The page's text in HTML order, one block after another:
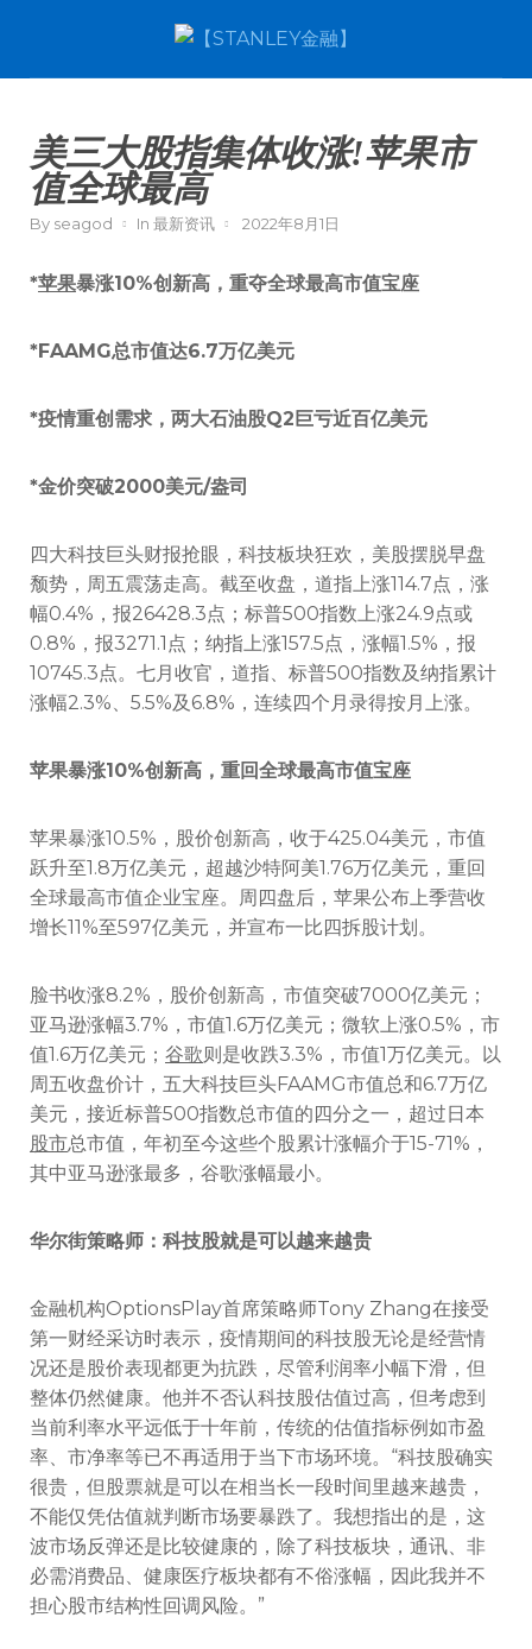
美三大股指集体收涨!苹果市
值全球最高
By seagod In 最新资讯 2022年8月1日
*苹果暴涨10%创新高，重夺全球最高市值宝座
*FAAMG总市值达6.7万亿美元
*疫情重创需求，两大石油股Q2巨亏近百亿美元
*金价突破2000美元/盎司
四大科技巨头财报抢眼，科技板块狂欢，美股摆脱早盘
颓势，周五震荡走高。截至收盘，道指上涨114.7点，涨
幅0.4%，报26428.3点；标普500指数上涨24.9点或
0.8%，报3271.1点；纳指上涨157.5点，涨幅1.5%，报
10745.3点。七月收官，道指、标普500指数及纳指累计
涨幅2.3%、5.5%及6.8%，连续四个月录得按月上涨。
苹果暴涨10%创新高，重回全球最高市值宝座
苹果暴涨10.5%，股价创新高，收于425.04美元，市值
跃升至1.8万亿美元，超越沙特阿美1.76万亿美元，重回
全球最高市值企业宝座。周四盘后，苹果公布上季营收
增长11%至597亿美元，并宣布一比四拆股计划。
脸书收涨8.2%，股价创新高，市值突破7000亿美元；
亚马逊涨幅3.7%，市值1.6万亿美元；微软上涨0.5%，市
值1.6万亿美元； 谷歌则是收跌3.3%，市值1万亿美元。以
周五收盘价计，五大科技巨头FAAMG市值总和6.7万亿
美元，接近标普500指数总市值的四分之一，超过日本
股市总市值，年初至今这些个股累计涨幅介于15-71%，
其中亚马逊涨最多，谷歌涨幅最小。
华尔街策略师：科技股就是可以越来越贵
金融机构OptionsPlay首席策略师Tony Zhang在接受
第一财经采访时表示，疫情期间的科技股无论是经营情
况还是股价表现都更为抗跌，尽管利润率小幅下滑，但
整体仍然健康。他并不否认科技股估值过高，但考虑到
当前利率水平远低于十年前，传统的估值指标例如市盈
率、市净率等已不再适用于当下市场环境。“科技股确实
很贵，但股票就是可以在相当长一段时间里越来越贵，
不能仅凭估值就判断市场要暴跌了。我想指出的是，这
波市场反弹还是比较健康的，除了科技板块，通讯、非
必需消费品、健康医疗板块都有不俗涨幅，因此我并不
担心股市结构性回调风险。”